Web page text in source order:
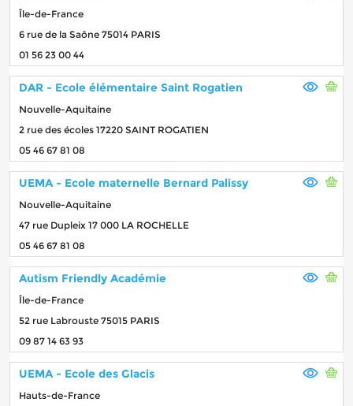
Île-de-France
6 rue de la Saône 75014 PARIS
01 56 23 00 44
DAR - Ecole élémentaire Saint Rogatien
Nouvelle-Aquitaine
2 rue des écoles 17220 SAINT ROGATIEN
05 46 67 81 08
UEMA - Ecole maternelle Bernard Palissy
Nouvelle-Aquitaine
47 rue Dupleix 17 000 LA ROCHELLE
05 46 67 81 08
Autism Friendly Académie
Île-de-France
52 rue Labrouste 75015 PARIS
09 87 14 63 93
UEMA - Ecole des Glacis
Hauts-de-France